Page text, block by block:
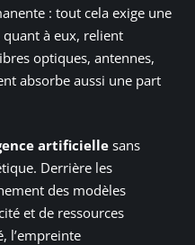
: tout cela exige une
quant à eux, relient
optiques, antennes,
absorbe aussi une part
artificielle sans
Derrière les
des modèles
et de ressources
l’empreinte